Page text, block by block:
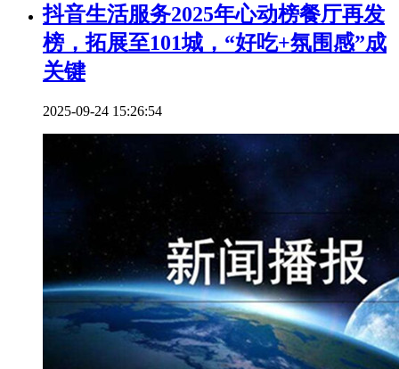
抖音生活服务2025年心动榜餐厅再发
榜，拓展至101城，“好吃+氛围感”成
关键
2025-09-24 15:26:54